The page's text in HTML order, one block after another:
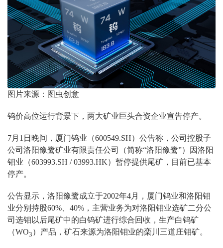
图片来源：图虫创意
钨价高位运行背景下，两大矿业巨头合资企业宣告停产。
7月1日晚间，厦门钨业（600549.SH）公告称，公司控股子
公司洛阳豫鹭矿业有限责任公司（简称“洛阳豫鹭”）因洛阳
钼业（603993.SH / 03993.HK）暂停提供尾矿，目前已基本
停产。
公告显示，洛阳豫鹭成立于2002年4月，厦门钨业和洛阳钼
业分别持股60%、40%，主营业务为对洛阳钼业选矿二分公
司选钼以后尾矿中的白钨矿进行综合回收，生产白钨矿
（WO3 ）产品，矿石来源为洛阳钼业的栾川三道庄钼矿。